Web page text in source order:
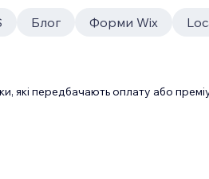
Блог Форми Wix
які передбачають оплату або